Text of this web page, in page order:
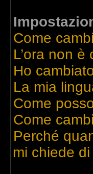
Come
L’ora non è
Ho
La mia
Come
Come
Perché
mi chiede